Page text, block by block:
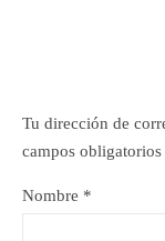
Tu dirección de
campos obligatorios
Nombre *